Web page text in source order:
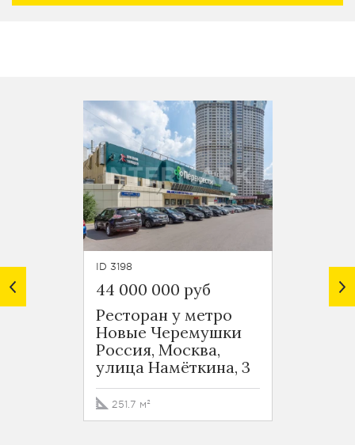
ID 3198
44 000 000 руб
Ресторан у метро
Новые Черемушки
Россия, Москва,
улица Намёткина, 3
251.7 м²
ID 4799
25